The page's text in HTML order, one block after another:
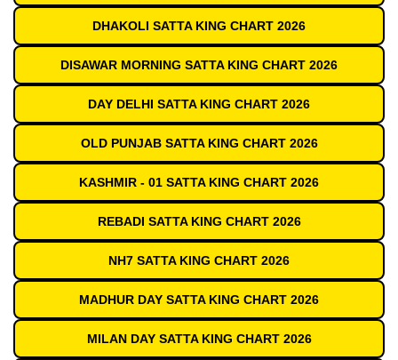
DHAKOLI SATTA KING CHART 2026
DISAWAR MORNING SATTA KING CHART 2026
DAY DELHI SATTA KING CHART 2026
OLD PUNJAB SATTA KING CHART 2026
KASHMIR - 01 SATTA KING CHART 2026
REBADI SATTA KING CHART 2026
NH7 SATTA KING CHART 2026
MADHUR DAY SATTA KING CHART 2026
MILAN DAY SATTA KING CHART 2026